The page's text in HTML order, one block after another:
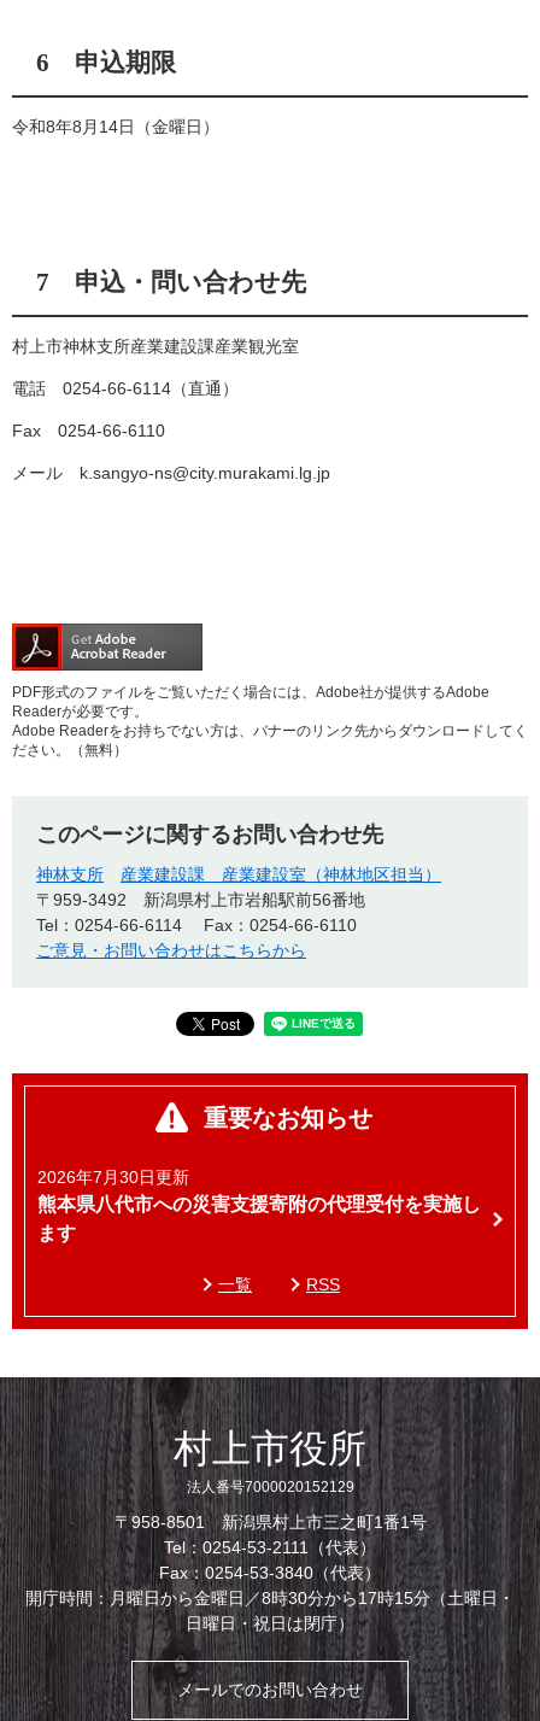
6 申込期限
令和8年8月14日（金曜日）
7 申込・問い合わせ先
村上市神林支所産業建設課産業観光室
電話 0254-66-6114（直通）
Fax 0254-66-6110
メール k.sangyo-ns@city.murakami.lg.jp
PDF形式のファイルをご覧いただく場合には、Adobe社が提供するAdobe
Readerが必要です。
Adobe Readerをお持ちでない方は、バナーのリンク先からダウンロードしてく
ださい。（無料）
このページに関するお問い合わせ先
神林支所
産業建設課 産業建設室（神林地区担当）
〒959-3492
新潟県村上市岩船駅前56番地
Tel：0254-66-6114
Fax：0254-66-6110
ご意見・お問い合わせはこちらから
重要なお知らせ
2026年7月30日更新
熊本県八代市への災害支援寄附の代理受付を実施し
ます
一覧 RSS
村上市役所
法人番号7000020152129
〒958-8501 新潟県村上市三之町1番1号
Tel：0254-53-2111（代表）
Fax：0254-53-3840（代表）
開庁時間：月曜日から金曜日／8時30分から17時15分（土曜日・
日曜日・祝日は閉庁）
メールでのお問い合わせ